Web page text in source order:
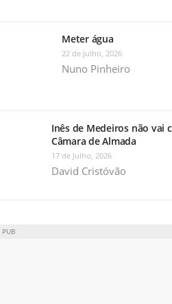
Meter água
22 de Julho, 2026
Nuno Pinheiro
Inês de Medeiros não vai
Câmara de Almada
17 de Julho, 2026
David Cristóvão
PUB